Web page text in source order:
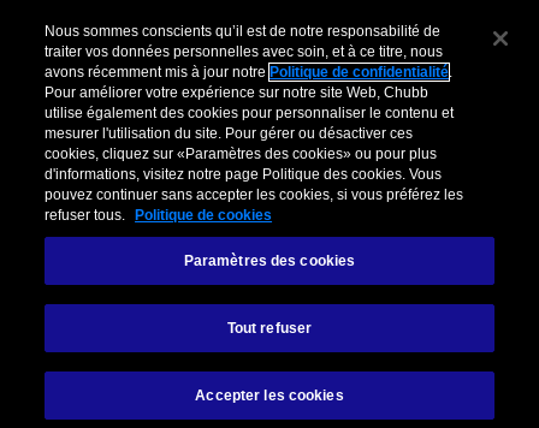
Business continuity
Welcome to the Business Continuity
information site for Chubb European Group
Nous sommes conscients qu’il est de notre responsabilité de
traiter vos données personnelles avec soin, et à ce titre, nous
avons récemment mis à jour notre Politique de confidentialité.
Pour améliorer votre expérience sur notre site Web, Chubb
utilise également des cookies pour personnaliser le contenu et
mesurer l'utilisation du site. Pour gérer ou désactiver ces
cookies, cliquez sur «Paramètres des cookies» ou pour plus
d'informations, visitez notre page Politique des cookies. Vous
pouvez continuer sans accepter les cookies, si vous préférez les
refuser tous.
Politique de cookies
Paramètres des cookies
Tout refuser
Accepter les cookies